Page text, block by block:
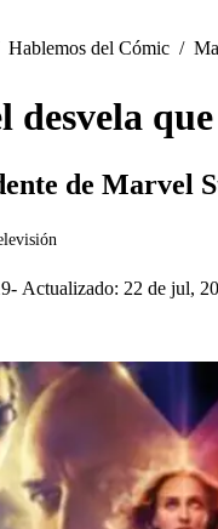
Hablemos del Cómic /
desvela
de Marvel
Actualizado: 22 de jul,